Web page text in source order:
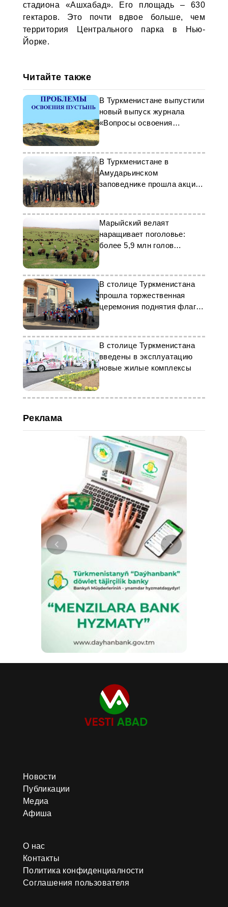
стадиона «Ашхабад». Его площадь – 630
гектаров. Это почти вдвое больше, чем
территория Центрального парка в Нью-
Йорке.
Читайте также
В Туркменистане выпустили
новый выпуск журнала
«Вопросы освоения
пустынь»
В Туркменистане в
Амударьинском
заповеднике прошла акция
по посадке деревьев
Марыйский велаят
наращивает поголовье:
более 5,9 млн голов
мелкого рогатого скота
В столице Туркменистана
прошла торжественная
церемония поднятия флага
России
В столице Туркменистана
введены в эксплуатацию
новые жилые комплексы
Реклама
Новости
Публикации
Медиа
Афиша
О нас
Контакты
Политика конфиденциалности
Соглашения пользователя